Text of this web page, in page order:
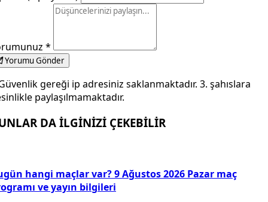
*
Yorumu Gönder
gereği ip adresiniz saklanmaktadır. 3. şahıslara
paylaşılmamaktadır.
DA İLGİNİZİ ÇEKEBİLİR
hangi maçlar var? 9 Ağustos 2026 Pazar maç
ve yayın bilgileri